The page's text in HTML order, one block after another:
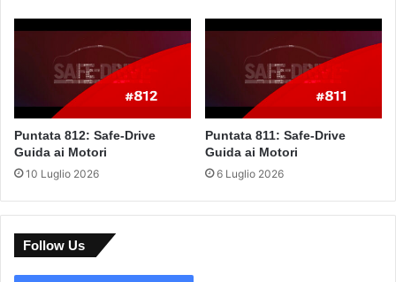
Puntata 812: Safe-Drive
Guida ai Motori
10 Luglio 2026
Puntata 811: Safe-Drive
Guida ai Motori
6 Luglio 2026
Follow Us